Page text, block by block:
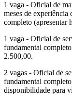
1 vaga - Oficial de
meses de experiência
completo
1 vaga - Oficial de
fundamental
2.500,00.
2 vagas - Oficial de
fundamental
disponibilidade para